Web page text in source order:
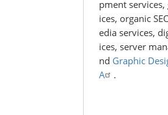
pment
ices, organic
edia services,
ices, server
nd Graphic
A
.